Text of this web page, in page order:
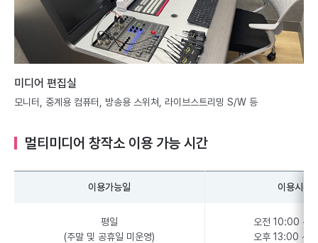
미디어 편집실
모니터, 중계용 컴퓨터, 방송용 스위쳐, 라이브스트리밍 S/W 등
멀티미디어 창작소 이용 가능 시간
이용가능일 이용시간
평일
(주말 및 공휴일 미운영)
오전 10:00 ~
오후 13:00 ~